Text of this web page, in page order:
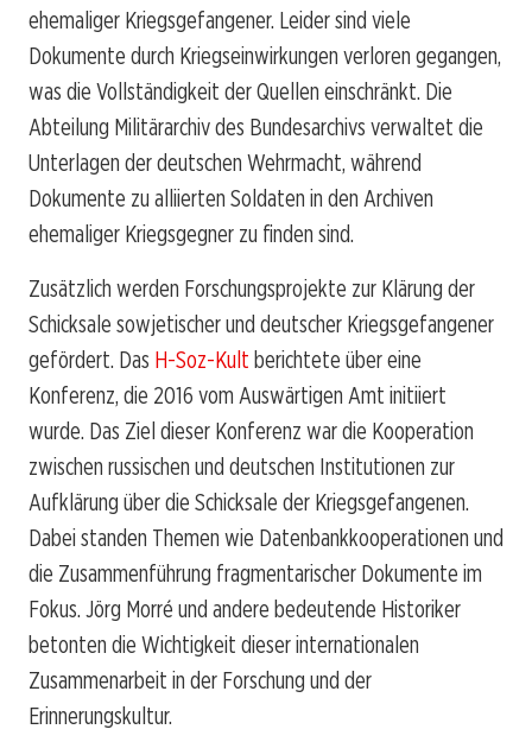
ehemaliger Kriegsgefangener. Leider sind viele
Dokumente durch Kriegseinwirkungen verloren gegangen,
was die Vollständigkeit der Quellen einschränkt. Die
Abteilung Militärarchiv des Bundesarchivs verwaltet die
Unterlagen der deutschen Wehrmacht, während
Dokumente zu alliierten Soldaten in den Archiven
ehemaliger Kriegsgegner zu finden sind.
Zusätzlich werden Forschungsprojekte zur Klärung der
Schicksale sowjetischer und deutscher Kriegsgefangener
gefördert. Das H-Soz-Kult berichtete über eine
Konferenz, die 2016 vom Auswärtigen Amt initiiert
wurde. Das Ziel dieser Konferenz war die Kooperation
zwischen russischen und deutschen Institutionen zur
Aufklärung über die Schicksale der Kriegsgefangenen.
Dabei standen Themen wie Datenbankkooperationen und
die Zusammenführung fragmentarischer Dokumente im
Fokus. Jörg Morré und andere bedeutende Historiker
betonten die Wichtigkeit dieser internationalen
Zusammenarbeit in der Forschung und der
Erinnerungskultur.